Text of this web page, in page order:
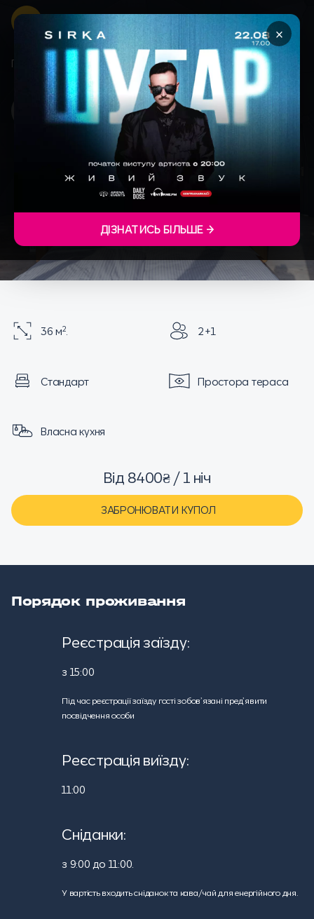
×
ДІЗНАТИСЬ БІЛЬШЕ →
Головна Пуерто Ріко
ПУЕРТО РІКО
36 м2. 2+1
Стандарт Простора тераса
Власна кухня
Від 8400₴ / 1 ніч
ЗАБРОНЮВАТИ КУПОЛ
Порядок проживання
Реєстрація заїзду:
з 15:00
Під час реєстрації заїзду гості зобов’язані пред’явити
посвідчення особи
Реєстрація виїзду:
11:00
Сніданки:
з 9:00 до 11:00.
У вартість входить сніданок та кава/чай для енергійного дня.